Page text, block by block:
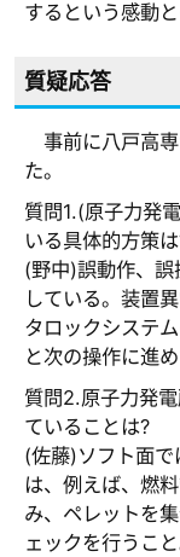
するという感動
質疑応答
事前に八戸高専
た。
質問1.(原子力発
いる具体的方策
(野中)誤動作、
している。装置
タロックシステ
と次の操作に進
質問2.原子力発
ていることは?
(佐藤)ソフト面
は、例えば、燃
み、ペレットを
ェックを行うこ